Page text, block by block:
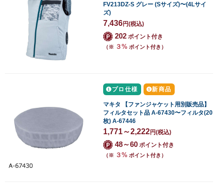
FV213DZ-S グレー (Sサイズ)〜(4Lサイ
ズ)
7,436円(税込)
202 ポイント付き
（※ ３% ポイント付き）
プロ仕様 新商品
マキタ 【ファンジャケット用別販売品】
フィルタセット品 A-67430〜フィルタ(20
枚) A-67446
1,771～2,222円(税込)
48～60 ポイント付き
（※ ３% ポイント付き）